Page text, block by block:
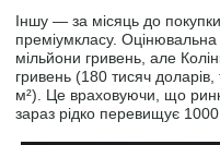
Іншу — за місяць до
преміумкласу.
мільйони гривень, але
гривень (180 тисяч
м²). Це враховуючи, що
зараз рідко перевищує 1000